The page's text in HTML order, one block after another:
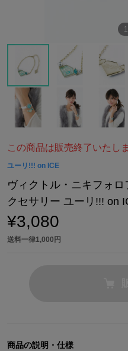
1
この商品は販売終了いたし
ユーリ!!! on ICE
ヴィクトル・ニキフォ
クセサリー ユーリ!!! on
¥3,080
送料一律1,000円
商品の説明・仕様